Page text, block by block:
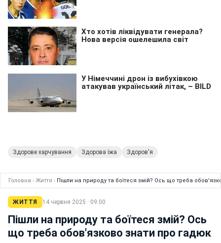
Здорове харчування Здорова їжа Здоров'я
Головна › Життя › Пішли на природу та боїтеся змій? Ось що треба
ЖИТТЯ 14 червня 2025 · 09:00
Пішли на природу та боїтеся змій? Ось
що треба обов'язково знати про гадюк